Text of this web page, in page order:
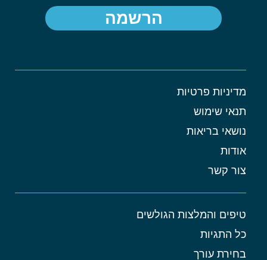
מדיניות פרטיות
תנאי שימוש
נושאי בריאות
אודות
צור קשר
טיפים והמלצות הגולשים
כל התגיות
בחירת עורך
הרשמה